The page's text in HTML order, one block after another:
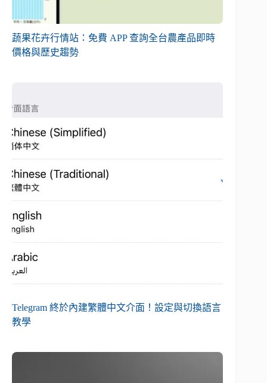
蔬果花卉行情站：免費 APP 查詢全台農產品即時
價格與歷史趨勢
Telegram 終於內建繁體中文介面！設定與切換語言
教學